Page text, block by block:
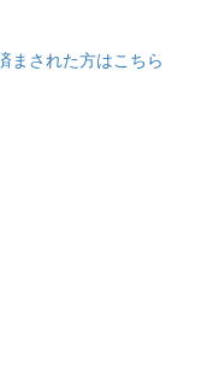
まされた方はこちら